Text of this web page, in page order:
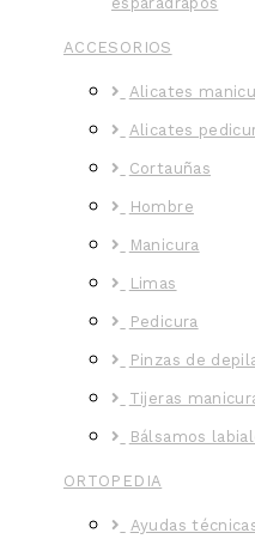
ACCESORIOS
Alicates
Alicates
Cortauñas
Hombre
Manicura
Limas
Pedicura
Pinzas de
Tijeras
Bálsamos
ORTOPEDIA
Ayudas